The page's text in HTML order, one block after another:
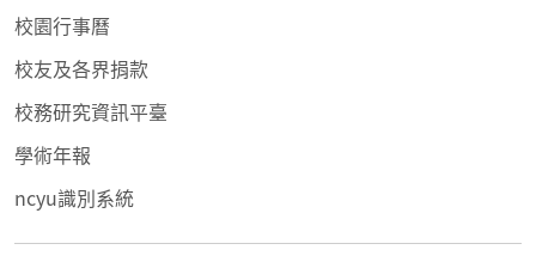
校園行事曆
校友及各界捐款
校務研究資訊平臺
學術年報
ncyu識別系統